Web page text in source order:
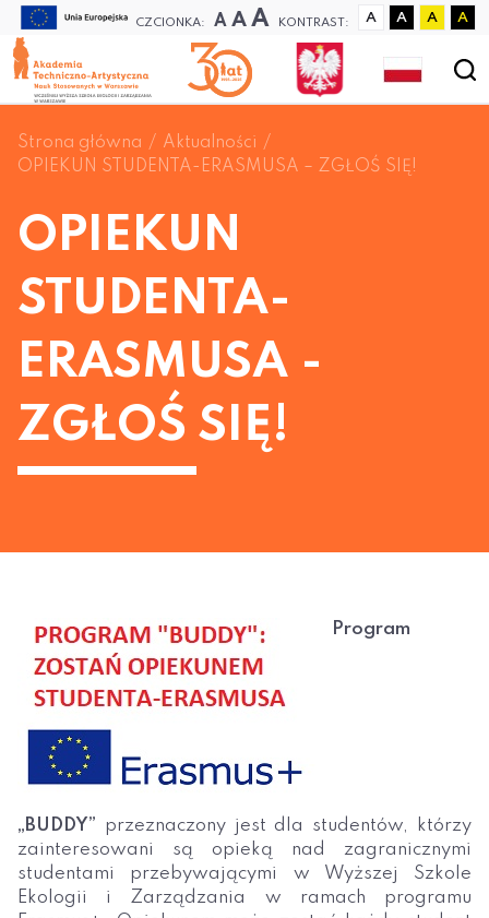
CZCIONKA: A A A KONTRAST: A A A A
Strona główna
Aktualności
OPIEKUN STUDENTA-ERASMUSA – ZGŁOŚ SIĘ!
OPIEKUN
STUDENTA-
ERASMUSA -
ZGŁOŚ SIĘ!
Program
„BUDDY” przeznaczony jest dla studentów, którzy
zainteresowani są opieką nad zagranicznymi
studentami przebywającymi w Wyższej Szkole
Ekologii i Zarządzania w ramach programu